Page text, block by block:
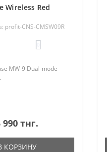
Wireless Red
profit-CNS-CMSW09R
MW-9 Dual-mode
990 тнг.
КОРЗИНУ